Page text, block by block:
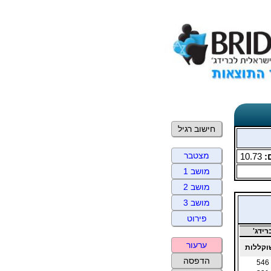
10.73
546
חישוב רגיל
מצטבר
מושב 1
מושב 2
מושב 3
פירוט
ערעור
הדפסה